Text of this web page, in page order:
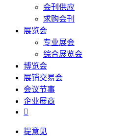
会刊供应
求购会刊
展览会
专业展会
综合展览会
博览会
展销交易会
会议节事
企业展商

提意见